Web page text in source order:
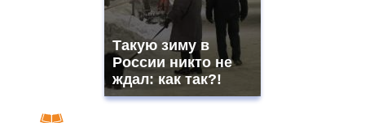
Такую зиму в
России никто не
ждал: как так?!